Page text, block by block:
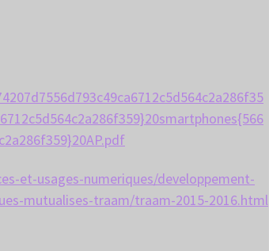
et-usages-numeriques/developpement-
mutualises-traam/traam-2015-2016.html